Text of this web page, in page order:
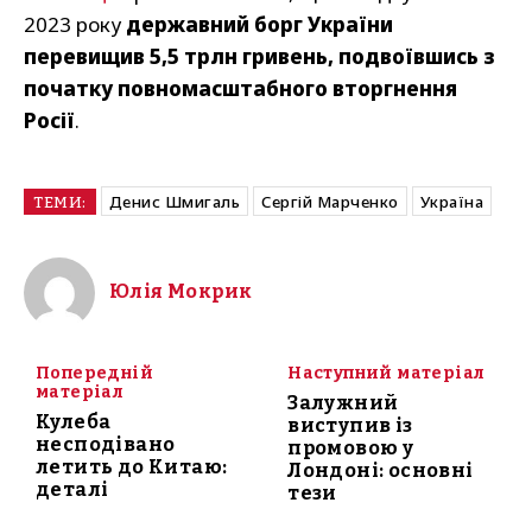
2023 року державний борг України
перевищив 5,5 трлн гривень, подвоївшись з
початку повномасштабного вторгнення
Росії.
ТЕМИ: Денис Шмигаль Сергій Марченко Україна
Юлія Мокрик
Попередній
матеріал
Кулеба
несподівано
летить до Китаю:
деталі
Наступний матеріал
Залужний
виступив із
промовою у
Лондоні: основні
тези